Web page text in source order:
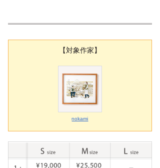
【対象作家】
nokami